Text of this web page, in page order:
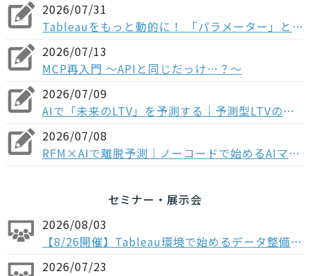
2026/07/31
Tableauをもっと動的に！ 「パラメーター」とは？フィルターとの違いや3つの実践ステップを解説
2026/07/13
MCP再入門 〜APIと同じだっけ…？～
2026/07/09
AIで「未来のLTV」を予測する｜予測型LTVのメリットとマーケティング活用法
2026/07/08
RFM×AIで離脱予測｜ノーコードで始めるAIマーケティング
セミナー・展示会
2026/08/03
【8/26開催】Tableau環境で始めるデータ整備〜コンポーザブルデータソースから考える、AI時代のデータの持ち方〜
2026/07/23